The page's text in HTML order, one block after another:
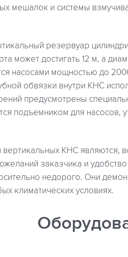
мешалок и системы
резервуар
может достигать 12 м, а
насосами мощностью до
обвязки внутри КНС
предусмотрены
подъемником для насосов,
вертикальных КНС являются,
заказчика и
недорого. Они
климатических условиях.